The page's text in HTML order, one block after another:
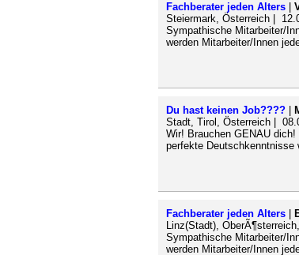
Fachberater jeden Alters
Steiermark, Österreich |
Sympathische Mitarbeiter/
werden Mitarbeiter/Innen
Du hast keinen Job????
Stadt, Tirol, Österreich |
Wir! Brauchen GENAU
perfekte Deutschkenntnisse
Fachberater jeden Alters
Linz(Stadt),
Sympathische Mitarbeiter/
werden Mitarbeiter/Innen